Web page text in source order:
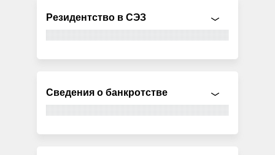
Резидентство в СЭЗ
Сведения о банкротстве